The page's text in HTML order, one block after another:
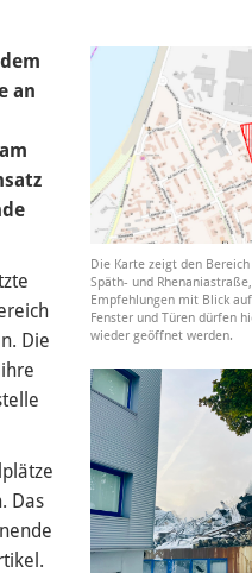
Die Karte zeigt den
Späth- und
Empfehlungen mit Blick
Fenster und Türen dürfen
wieder geöffnet werden.
an
Die
Das